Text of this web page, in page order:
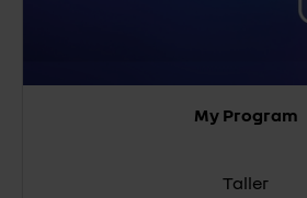
My Program
Taller